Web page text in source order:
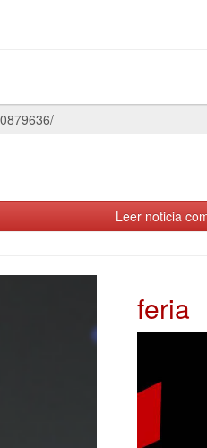
Leer noticia
feria